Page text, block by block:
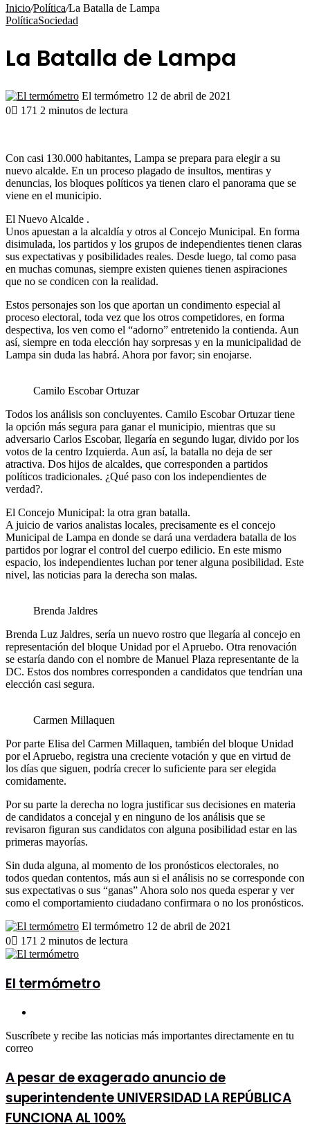
Inicio/Política/La Batalla de Lampa
PolíticaSociedad
La Batalla de Lampa
El termómetro Send
12 de abril de 2021
0
171 2 minutos de lectura
Con casi 130.000 habitantes, Lampa se prepara para elegir a su
nuevo alcalde. En un proceso plagado de insultos, mentiras y
denuncias, los bloques políticos ya tienen claro el panorama que se
viene en el municipio.
El Nuevo Alcalde .
Unos apuestan a la alcaldía y otros al Concejo Municipal. En forma
disimulada, los partidos y los grupos de independientes tienen claras
sus expectativas y posibilidades reales. Desde luego, tal como pasa
en muchas comunas, siempre existen quienes tienen aspiraciones
que no se condicen con la realidad.
Estos personajes son los que aportan un condimento especial al
proceso electoral, toda vez que los otros competidores, en forma
despectiva, los ven como el “adorno” entretenido la contienda. Aun
así, siempre en toda elección hay sorpresas y en la municipalidad de
Lampa sin duda las habrá. Ahora por favor; sin enojarse.
Camilo Escobar Ortuzar
Todos los análisis son concluyentes. Camilo Escobar Ortuzar tiene
la opción más segura para ganar el municipio, mientras que su
adversario Carlos Escobar, llegaría en segundo lugar, divido por los
votos de la centro Izquierda. Aun así, la batalla no deja de ser
atractiva. Dos hijos de alcaldes, que corresponden a partidos
políticos tradicionales. ¿Qué paso con los independientes de
verdad?.
El Concejo Municipal: la otra gran batalla.
A juicio de varios analistas locales, precisamente es el concejo
Municipal de Lampa en donde se dará una verdadera batalla de los
partidos por lograr el control del cuerpo edilicio. En este mismo
espacio, los independientes luchan por tener alguna posibilidad. Este
nivel, las noticias para la derecha son malas.
Brenda Jaldres
Brenda Luz Jaldres, sería un nuevo rostro que llegaría al concejo en
representación del bloque Unidad por el Apruebo. Otra renovación
se estaría dando con el nombre de Manuel Plaza representante de la
DC. Estos dos nombres corresponden a candidatos que tendrían una
elección casi segura.
Carmen Millaquen
Por parte Elisa del Carmen Millaquen, también del bloque Unidad
por el Apruebo, registra una creciente votación y que en virtud de
los días que siguen, podría crecer lo suficiente para ser elegida
comidamente.
Por su parte la derecha no logra justificar sus decisiones en materia
de candidatos a concejal y en ninguno de los análisis que se
revisaron figuran sus candidatos con alguna posibilidad estar en las
primeras mayorías.
Sin duda alguna, al momento de los pronósticos electorales, no
todos quedan contentos, más aun si el análisis no se corresponde con
sus expectativas o sus “ganas” Ahora solo nos queda esperar y ver
como el comportamiento ciudadano confirmara o no los pronósticos.
El termómetro Send
12 de abril de 2021
0
171 2 minutos de lectura
El termómetro
Suscríbete y recibe las noticias más importantes directamente en tu
correo
A
pesar
de
exagerado
anuncio
A pesar de exagerado anuncio de
superintendente UNIVERSIDAD LA REPÚBLICA
FUNCIONA AL 100%